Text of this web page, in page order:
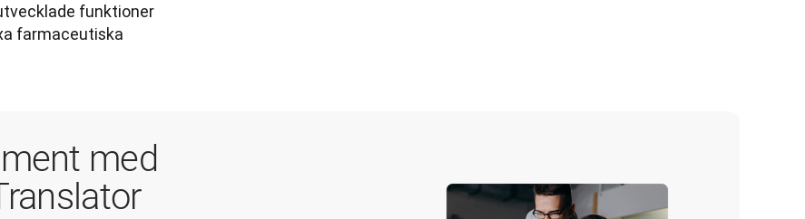
funktioner
farmaceutiska
med